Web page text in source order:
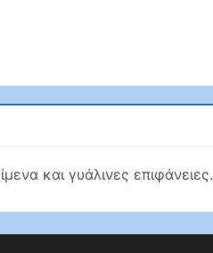
και γυάλινες επιφάνειες.